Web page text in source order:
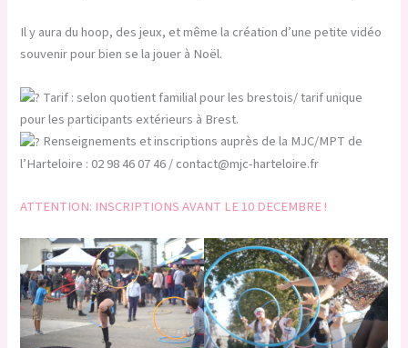
Il y aura du hoop, des jeux, et même la création d’une petite vidéo
souvenir pour bien se la jouer à Noël.
Tarif : selon quotient familial pour les brestois/ tarif unique
pour les participants extérieurs à Brest.
Renseignements et inscriptions auprès de la MJC/MPT de
l’Harteloire : 02 98 46 07 46 / contact@mjc-harteloire.fr
ATTENTION: INSCRIPTIONS AVANT LE 10 DECEMBRE !